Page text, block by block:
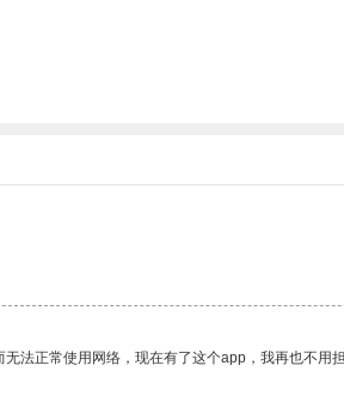
法正常使用网络，现在有了这个app，我再也不用担